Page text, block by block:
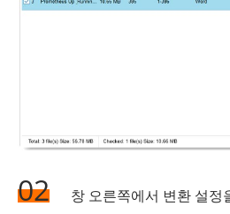
02
창 오른쪽에서 변환 설정